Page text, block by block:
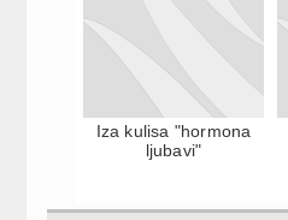
Iza kulisa "hormona
ljubavi"